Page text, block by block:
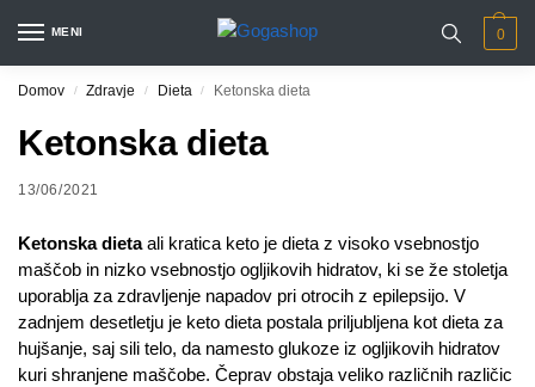
MENI 0
Domov / Zdravje / Dieta / Ketonska dieta
Ketonska dieta
13/06/2021
Ketonska dietaali kratica keto je dieta z visoko vsebnostjo
maščob in nizko vsebnostjo ogljikovih hidratov, ki se že stoletja
uporablja za zdravljenje napadov pri otrocih z epilepsijo. V
zadnjem desetletju je keto dieta postala priljubljena kot dieta za
hujšanje, saj sili telo, da namesto glukoze iz ogljikovih hidratov
kuri shranjene maščobe. Čeprav obstaja veliko različnih različic